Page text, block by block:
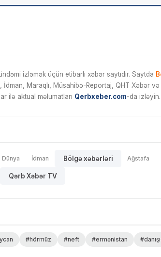
izləmək üçün etibarlı xəbər saytıdır. Saytda
Maraqlı, Müsahibə-Reportaj, QHT Xəbər
ilə aktual məlumatları Qerbxeber.com-da izləyin.
Dünya İdman Bölgə xəbərləri Ağstafa
Qərb Xəbər TV
#hörmüz #neft #ermənistan